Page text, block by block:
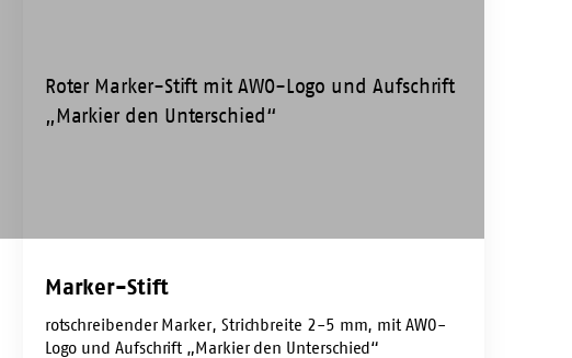
Marker-Stift
rotschreibender Marker, Strichbreite 2-5 mm, mit AWO-
Logo und Aufschrift „Markier den Unterschied“